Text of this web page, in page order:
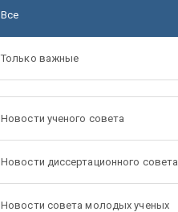
Все
Только важные
Новости ученого совета
Новости диссертационного совета
Новости совета молодых ученых